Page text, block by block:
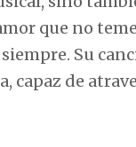
que no
Su
capaz de